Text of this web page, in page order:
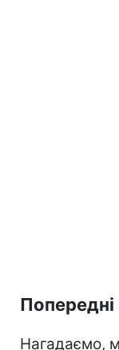
Попередні
Нагадаємо,